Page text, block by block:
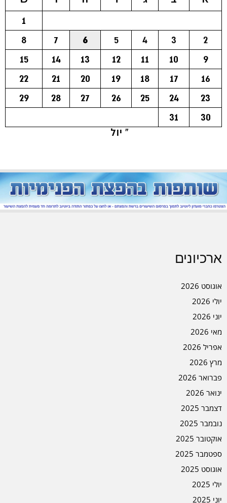
1
2
3
4
5
6
7
8
9
10
11
12
13
14
15
16
17
18
19
20
21
22
23
24
25
26
27
28
29
30
31
« יול
ארכיונים
אוגוסט 2026
יולי 2026
יוני 2026
מאי 2026
אפריל 2026
מרץ 2026
פברואר 2026
ינואר 2026
דצמבר 2025
נובמבר 2025
אוקטובר 2025
ספטמבר 2025
אוגוסט 2025
יולי 2025
יוני 2025